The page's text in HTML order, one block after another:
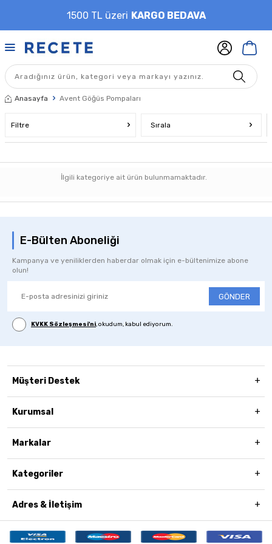
1500 TL üzeri KARGO BEDAVA
Anasayfa Avent Göğüs Pompaları
Filtre Sırala
İlgili kategoriye ait ürün bulunmamaktadır.
E-Bülten Aboneliği
Kampanya ve yeniliklerden haberdar olmak için e-bültenimize abone
olun!
GÖNDER
KVKK Sözleşmesi'ni, okudum, kabul ediyorum.
Müşteri Destek
Kurumsal
Markalar
Kategoriler
Adres & İletişim